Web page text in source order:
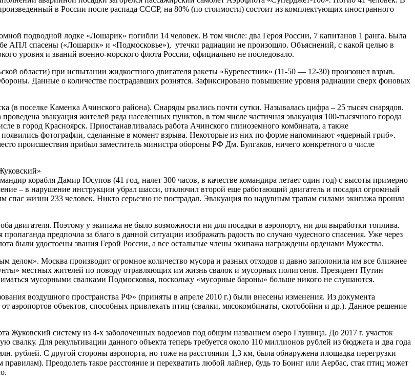
в России после распада СССР, на 80% (по стоимости) состоит из комплектующих иностранного
подводной лодке «Лошарик» погибли 14 человек. В том числе: два Героя России, 7 капитанов 1 ранга. Была
АПЛ спасены («Лошарик» и «Подмосковье»), утечки радиации не произошло. Объяснений, с какой целью в
уровня и званий военно-морского флота России, официально не последовало.
области) при испытании жидкостного двигателя ракеты «Буревестник» (11-50 — 12-30) произошел взрыв.
Данные о количестве пострадавших рознятся. Зафиксировано повышение уровня радиации сверх фоновых
(в поселке Каменка Ачинского района). Снаряды рвались почти сутки. Называлась цифра – 25 тысяч снарядов.
эвакуация жителей ряда населенных пунктов, в том числе частичная эвакуация 100-тысячного города
в город Красноярск. Приостанавливалась работа Ачинского глиноземного комбината, а также
фотографии, сделанные в момент взрыва. Некоторые из них по форме напоминают «ядерный гриб».
происшествия прибыл заместитель министра обороны РФ Дм. Булгаков, ничего конкретного о числе
корабля Дамир Юсупов (41 год, налет 300 часов, в качестве командира летает один год) с высоты примерно
– в нарушение инструкции убрал шасси, отключил второй еще работающий двигатель и посадил огромный
жизни 233 человек. Никто серьезно не пострадал. Эвакуация по надувным трапам силами экипажа прошла
двигателя. Поэтому у экипажа не было возможности ни для посадки в аэропорту, ни для выработки топлива.
предпочла за благо в данной ситуации изображать радость по случаю чудесного спасения. Уже через
были удостоены звания Герой России, а все остальные члены экипажа награждены орденами Мужества.
делом». Москва производит огромное количество мусора и разных отходов и давно заполонила им все ближнее
местных жителей по поводу отравляющих им жизнь свалок и мусорных полигонов. Президент Путин
мусорными свалками Подмосковья, поскольку «мусорные бароны» больше никого не слушаются.
воздушного пространства РФ» (приняты в апреле 2010 г.) были внесены изменения. Из документа
аэропортов объектов, способных привлекать птиц (свалки, мясокомбинаты, скотобойни и др.). Данное решение
Жуковский систему из 4-х заболоченных водоемов под общим названием озеро Глушица. До 2017 г. участок
Для рекультивации данного объекта теперь требуется около 110 миллионов рублей из бюджета и два года
рублей. С другой стороны аэропорта, но тоже на расстоянии 1,3 км, была обнаружена площадка перегрузки
Преодолеть такое расстояние и перехватить любой лайнер, будь то Боинг или Аербас, стая птиц может